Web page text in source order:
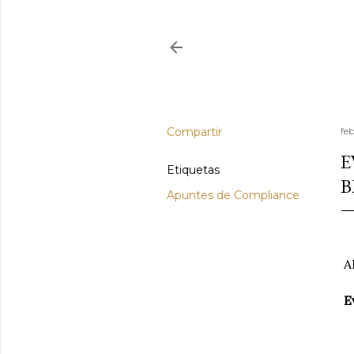
Compartir
Etiquetas
Apuntes de Compliance